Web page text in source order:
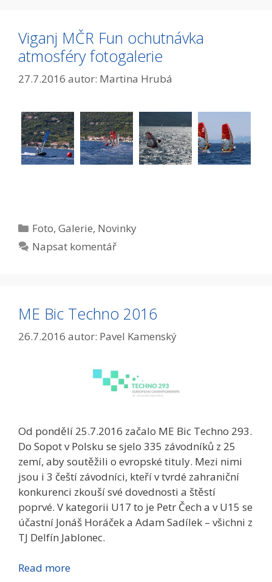
Viganj MČR Fun ochutnávka
atmosféry fotogalerie
27.7.2016 autor: Martina Hrubá
Rubriky
Foto,Galerie, Novinky
Napsat komentář
ME Bic Techno 2016
26.7.2016 autor: Pavel Kamenský
Od pondělí 25.7.2016 začalo ME Bic Techno 293.
Do Sopot v Polsku se sjelo 335 závodníků z 25
zemí, aby soutěžili o evropské tituly. Mezi nimi
jsou i 3 čeští závodníci, kteří v tvrdé zahraniční
konkurenci zkouší své dovednosti a štěstí
poprvé. V kategorii U17 to je Petr Čech a v U15 se
účastní Jonáš Horáček a Adam Sadílek – všichni z
TJ Delfín Jablonec.
Read more